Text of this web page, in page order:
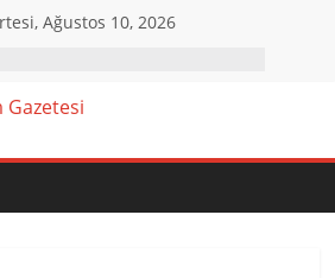
Ağustos 10, 2026